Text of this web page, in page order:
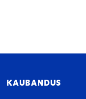
KAUBANDUS